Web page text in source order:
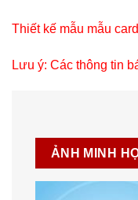
Thiết kế mẫu mẫu
Lưu ý: Các thông tin
ẢNH MINH